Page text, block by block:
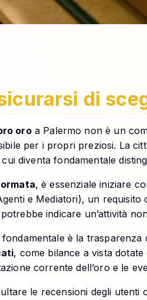
di
oroa Palermo non è un
per i propri preziosi. La
diventa fondamentale
, è essenziale iniziare
e Mediatori), un
indicare un’attività
è la
, come bilance a vista
corrente dell’oro e le
le recensioni degli utenti